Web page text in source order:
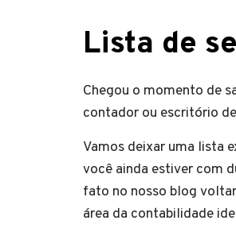
Lista de
Chegou o momento de
contador ou escritório
Vamos deixar uma lista
você ainda estiver com
fato no nosso blog
área da contabilidade